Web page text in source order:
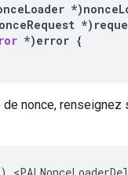
*)
*)
*)error {
de nonce,